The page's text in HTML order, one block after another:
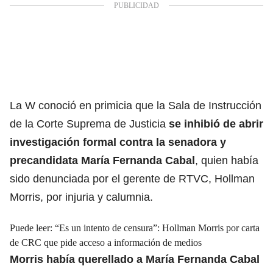
La W conoció en primicia que la Sala de Instrucción
de la Corte Suprema de Justicia se inhibió de abrir
investigación formal contra la senadora y
precandidata María Fernanda Cabal, quien había
sido denunciada por el gerente de RTVC, Hollman
Morris, por injuria y calumnia.
Puede leer: “Es un intento de censura”: Hollman Morris por carta
de CRC que pide acceso a información de medios
Morris había querellado a María Fernanda Cabal